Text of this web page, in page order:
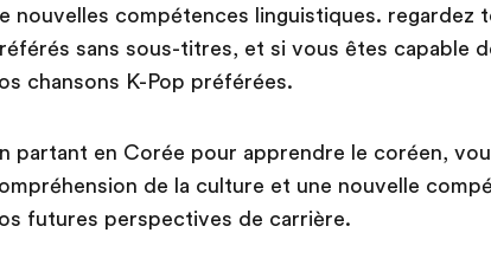
nouvelles compétences linguistiques. regardez
sans sous-titres, et si vous êtes capable
chansons K-Pop préférées.
partant en Corée pour apprendre le coréen,
de la culture et une nouvelle
futures perspectives de carrière.